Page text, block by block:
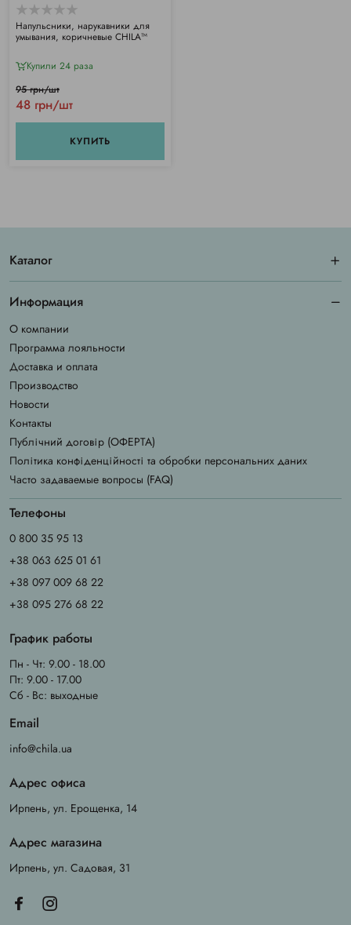
Напульсники, нарукавники для
умывания, коричневые CHILA™
Купили 24 раза
48 грн/шт
95 грн/шт
КУПИТЬ
Каталог
Информация
О компании
Программа лояльности
Доставка и оплата
Производство
Новости
Контакты
Публічний договір (ОФЕРТА)
Політика конфіденційності та обробки персональних даних
Часто задаваемые вопросы (FAQ)
Телефоны
0 800 35 95 13
+38 063 625 01 61
+38 097 009 68 22
+38 095 276 68 22
График работы
Пн - Чт: 9.00 - 18.00
Пт: 9.00 - 17.00
Сб - Вс: выходные
Email
info@chila.ua
Адрес офиса
Ирпень, ул. Ерощенка, 14
Адрес магазина
Ирпень, ул. Садовая, 31